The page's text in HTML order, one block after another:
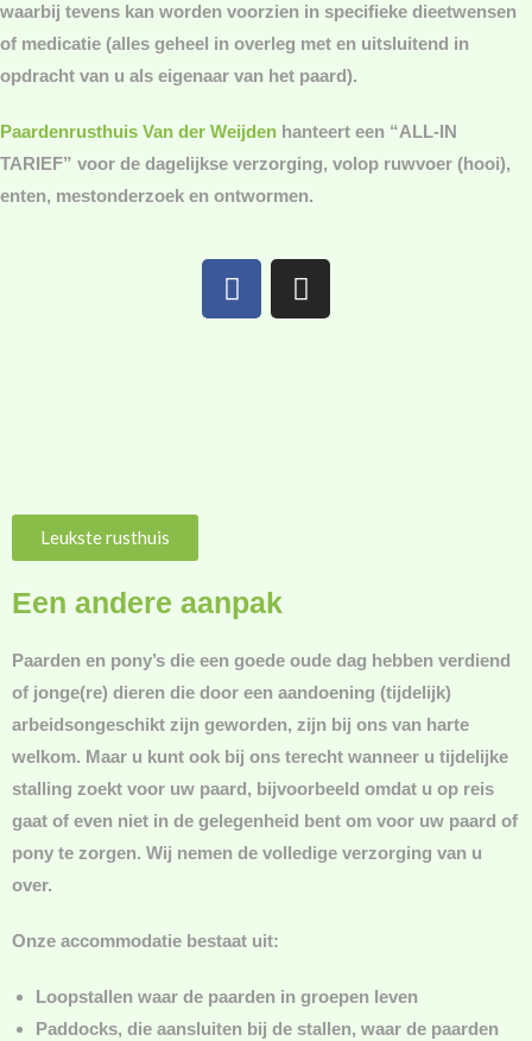
waarbij tevens kan worden voorzien in specifieke dieetwensen
of medicatie (alles geheel in overleg met en uitsluitend in
opdracht van u als eigenaar van het paard).
Paardenrusthuis Van der Weijden hanteert een “ALL-IN
TARIEF” voor de dagelijkse verzorging, volop ruwvoer (hooi),
enten, mestonderzoek en ontwormen.
Leukste rusthuis
Een andere aanpak
Paarden en pony’s die een goede oude dag hebben verdiend
of jonge(re) dieren die door een aandoening (tijdelijk)
arbeidsongeschikt zijn geworden, zijn bij ons van harte
welkom. Maar u kunt ook bij ons terecht wanneer u tijdelijke
stalling zoekt voor uw paard, bijvoorbeeld omdat u op reis
gaat of even niet in de gelegenheid bent om voor uw paard of
pony te zorgen. Wij nemen de volledige verzorging van u
over.
Onze accommodatie bestaat uit:
Loopstallen waar de paarden in groepen leven
Paddocks, die aansluiten bij de stallen, waar de paarden